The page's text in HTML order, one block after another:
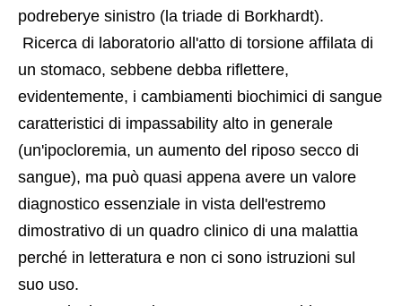
podreberye sinistro (la triade di Borkhardt).
un stomaco, sebbene debba riflettere,
evidentemente, i cambiamenti biochimici di sangue
caratteristici di impassability alto in generale
(un'ipocloremia, un aumento del riposo secco di
sangue), ma può quasi appena avere un valore
diagnostico essenziale in vista dell'estremo
dimostrativo di un quadro clinico di una malattia
perché in letteratura e non ci sono istruzioni sul
suo uso.